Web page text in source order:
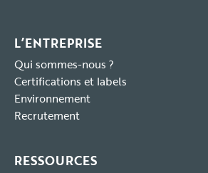
L’ENTREPRISE
Qui sommes-nous ?
Certifications et labels
Environnement
Recrutement
RESSOURCES